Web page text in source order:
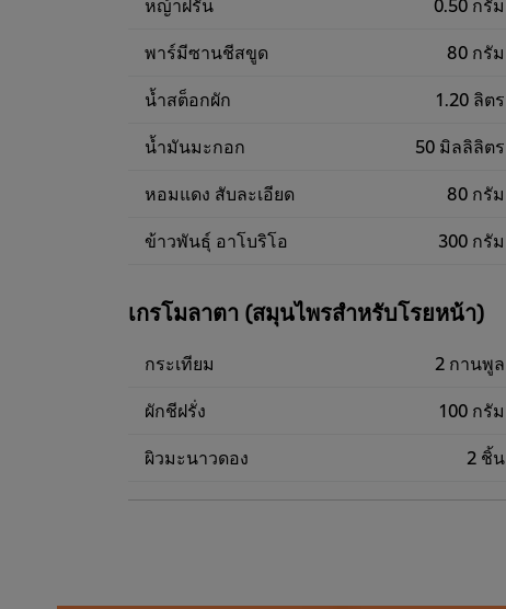
พาร์มีซานชีสขูด
80 กรัม
น้ำสต็อกผัก
1.20 ลิตร
น้ำมันมะกอก
50 มิลลิลิตร
หอมแดง สับละเอียด
80 กรัม
ข้าวพันธุ์ อาโบริโอ
300 กรัม
เกรโมลาตา (สมุนไพรสำหรับโรยหน้า)
กระเทียม
2 กานพูล
ผักชีฝรั่ง
100 กรัม
ผิวมะนาวดอง
2 ชิ้น